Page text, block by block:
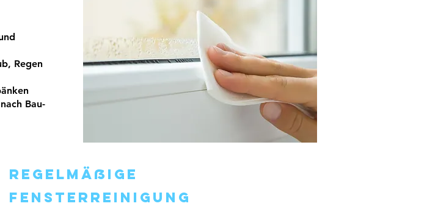
Regen
Bau-
Regelmäßige
FEnsterreinigung